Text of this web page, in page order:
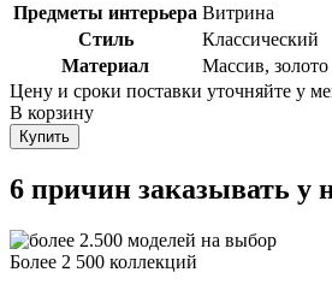
Предметы интерьера Витрина
Стиль
Классический
Материал
Массив, золото
Цену и сроки поставки уточняйте у
В корзину
Купить
6 причин заказывать у
Более 2 500 коллекций